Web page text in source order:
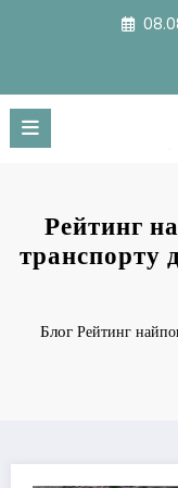
Рейтинг
транспорту
Блог Рейтинг